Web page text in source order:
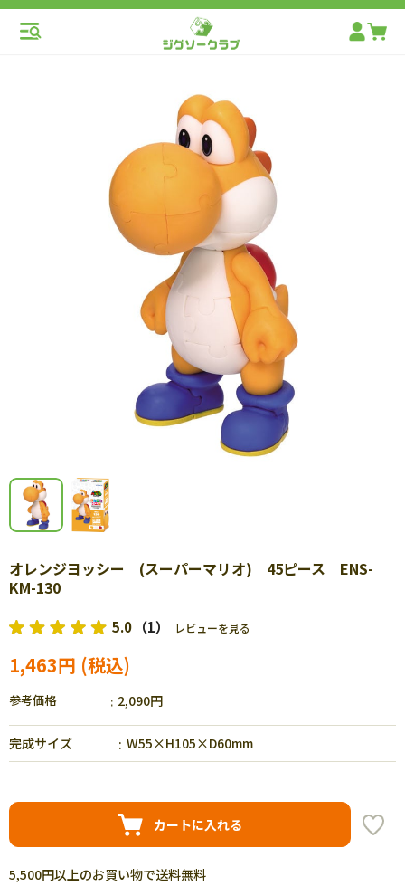
オレンジヨッシー (スーパーマリオ) 45ピース ENS-
KM-130
5.0 （1） レビューを見る
1,463円
参考価格 2,090円
完成サイズ W55×H105×D60mm
カートに入れる
5,500円以上のお買い物で送料無料